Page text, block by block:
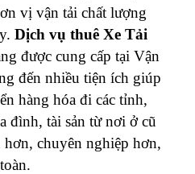
vị vận tải chất lượng
Dịch vụ thuê Xe Tải
được cung cấp tại Vận
đến nhiều tiện ích giúp
hàng hóa đi các tỉnh,
đình, tài sản từ nơi ở cũ
chuyên nghiệp hơn,